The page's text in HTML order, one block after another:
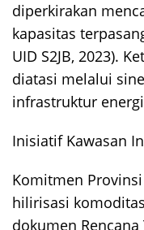
diperkirakan
kapasitas
UID S2JB, 2023).
diatasi melalui
infrastruktur
Inisiatif Kawasan
Komitmen
hilirisasi
dokumen Rencana